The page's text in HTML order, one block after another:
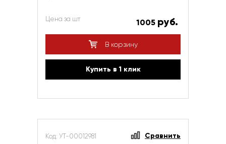
Цена за шт 1005 руб.
В корзину
Купить в 1 клик
Код: УТ-00012981 Сравнить